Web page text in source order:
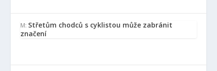
M: Střetům chodců s cyklistou může zabránit
značení